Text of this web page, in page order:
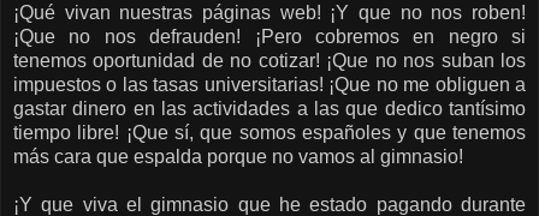
¡Qué vivan nuestras páginas web! ¡Y que no nos roben!
¡Que no nos defrauden! ¡Pero cobremos en negro si
tenemos oportunidad de no cotizar! ¡Que no nos suban los
impuestos o las tasas universitarias! ¡Que no me obliguen a
gastar dinero en las actividades a las que dedico tantísimo
tiempo libre! ¡Que sí, que somos españoles y que tenemos
más cara que espalda porque no vamos al gimnasio!
¡Y que viva el gimnasio que he estado pagando durante